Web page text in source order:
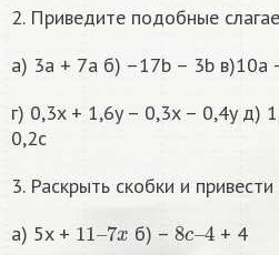
2. Приведите подобные
а) 3а + 7а б) –17b – 3b в)10a
г) 0,3x + 1,6y – 0,3x – 0,4y д)
0,2c
3. Раскрыть скобки и
а) 5x + 11 –
7 x б) –8
4 + 4